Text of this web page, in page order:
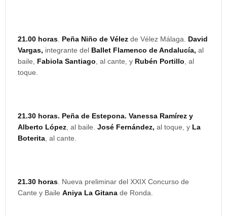
21.00 horas Peña Niño de Vélez de Vélez Málaga. David
Vargas, integrante del Ballet Flamenco de Andalucía, al
baile, Fabiola Santiago , al cante, y Rubén Portillo , al
toque.
21.30 horas. Peña de Estepona. Vanessa Ramírez y
Alberto López , al baile. José Fernández, al toque, y La
Boterita , al cante.
21.30 horas . Nueva preliminar del XXIX Concurso de
Cante y Baile Aniya La Gitana de Ronda.